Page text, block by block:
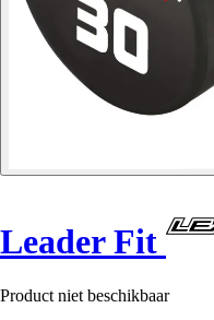
Leader Fit
Product niet beschikbaar